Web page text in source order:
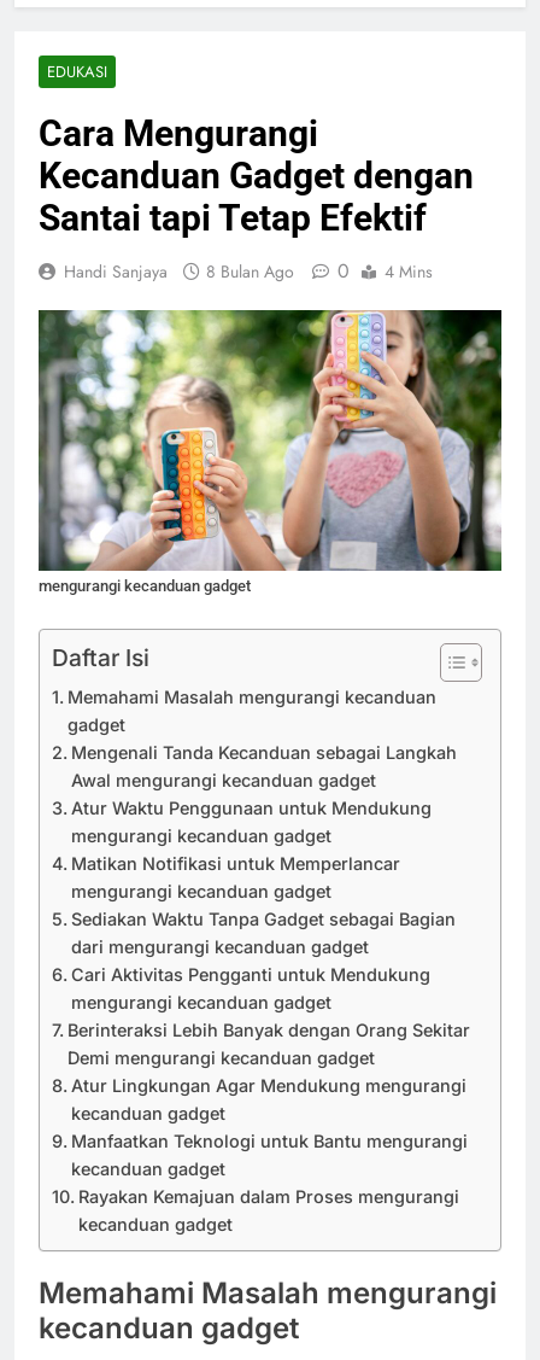
EDUKASI
Cara Mengurangi
Kecanduan Gadget dengan
Santai tapi Tetap Efektif
Handi Sanjaya 8 Bulan Ago 0 4 Mins
mengurangi kecanduan gadget
Daftar Isi
Memahami Masalah mengurangi kecanduan
gadget
Mengenali Tanda Kecanduan sebagai Langkah
Awal mengurangi kecanduan gadget
Atur Waktu Penggunaan untuk Mendukung
mengurangi kecanduan gadget
Matikan Notifikasi untuk Memperlancar
mengurangi kecanduan gadget
Sediakan Waktu Tanpa Gadget sebagai Bagian
dari mengurangi kecanduan gadget
Cari Aktivitas Pengganti untuk Mendukung
mengurangi kecanduan gadget
Berinteraksi Lebih Banyak dengan Orang Sekitar
Demi mengurangi kecanduan gadget
Atur Lingkungan Agar Mendukung mengurangi
kecanduan gadget
Manfaatkan Teknologi untuk Bantu mengurangi
kecanduan gadget
Rayakan Kemajuan dalam Proses mengurangi
kecanduan gadget
Memahami Masalah mengurangi
kecanduan gadget